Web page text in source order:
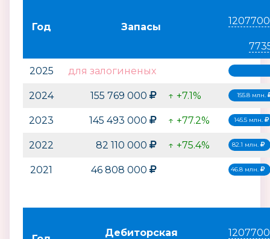
Год Запасы
2025 для залогиненых
2024 155 769 000 ↑ +7.1% 155.8 млн.
2023 145 493 000 ↑ +77.2% 145.5 млн.
2022 82 110 000 ↑ +75.4% 82.1 млн.
2021 46 808 000 46.8 млн.
Дебиторская